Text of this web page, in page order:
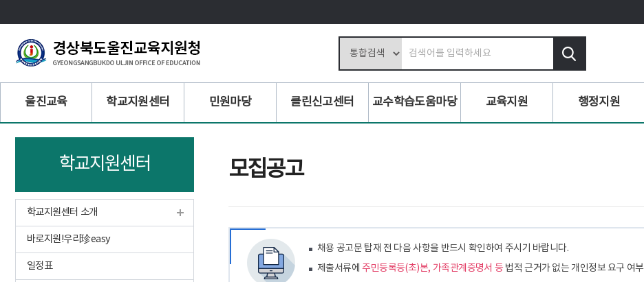
검
입
뉴
울진교육 학교지원센터 민원마당 클린신고센터 교수학습도움마당 교육지원 행정지원
학교지원센터
학교지원센터 소개
바로지원!우리珍easy
일정표
모집공고
채용 공고문 탑재 전 다음 사항을 반드시 확인하여 주시기 바랍니다.
제출서류에주민등록등(초)본, 가족관계증명서 등 법적 근거가 없는 개인정보 요구 여부